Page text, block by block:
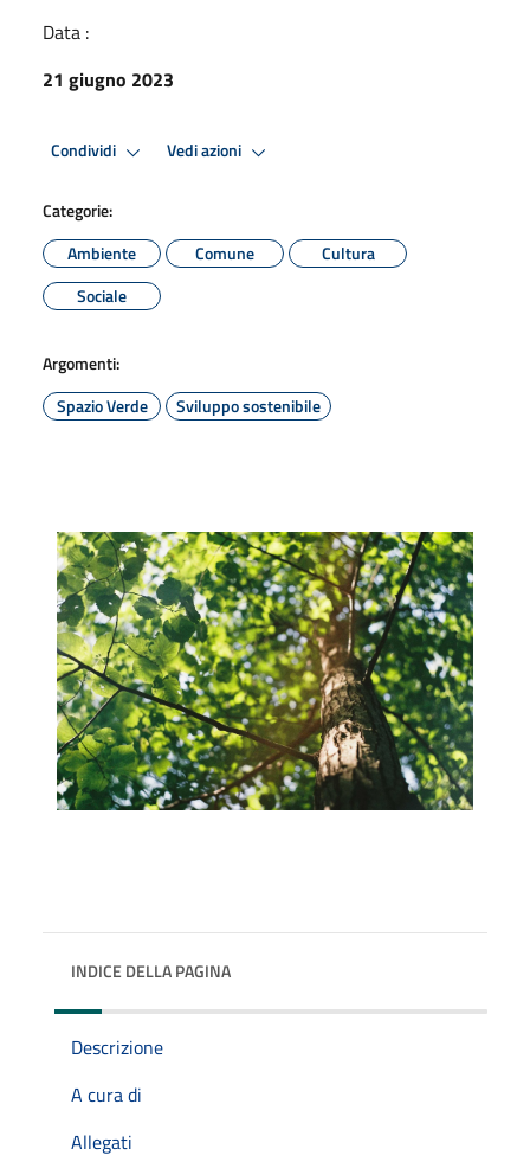
Data :
21 giugno 2023
Condividi Vedi azioni
Categorie:
Ambiente
Comune
Cultura
Sociale
Argomenti:
Spazio Verde
Sviluppo sostenibile
INDICE DELLA PAGINA
Descrizione
A cura di
Allegati